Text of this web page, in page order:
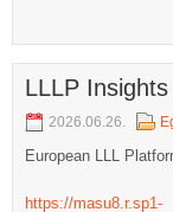
LLLP
2026.06.26.
European LLL
https://masu8.r.sp1-